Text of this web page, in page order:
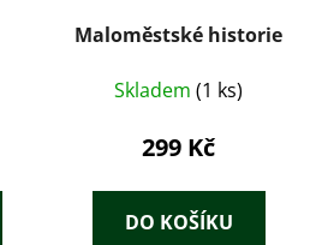
Maloměstské historie
Skladem (1 ks)
299 Kč
DO KOŠÍKU